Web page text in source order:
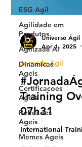
ESG Agil
Agilidade em
Produtos
Agilizaaa AI
Dinamicas
Ageis
Certificacoes
Ageis
Reflexoes
Ageis
Memes Ageis
Universo Ágil
Jornada Agil
Training
07h31